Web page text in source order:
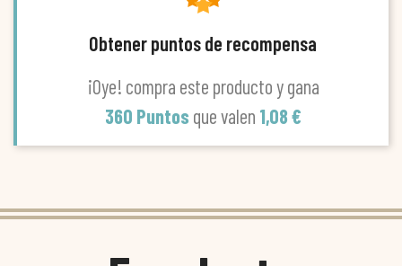
Obtener puntos de recompensa
¡Oye! compra este producto y gana
360 Puntos que valen 1,08 €